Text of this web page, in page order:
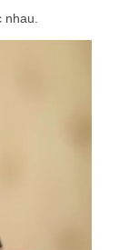
nhau.